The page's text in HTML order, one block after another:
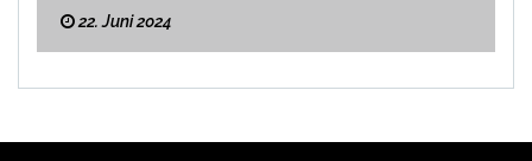
22. Juni 2024